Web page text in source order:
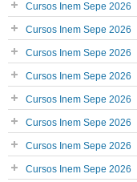
Cursos Inem Sepe 2026
Cursos Inem Sepe 2026
Cursos Inem Sepe 2026
Cursos Inem Sepe 2026
Cursos Inem Sepe 2026
Cursos Inem Sepe 2026
Cursos Inem Sepe 2026
Cursos Inem Sepe 2026